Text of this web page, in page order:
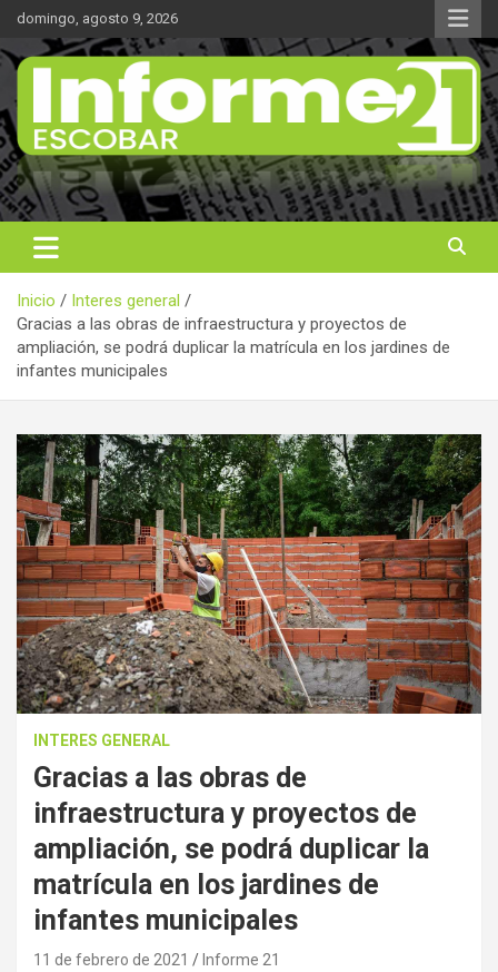
Saltar
contenido
domingo, agosto 9, 2026
Informe 21
Noticas reales
Inicio
Interes general
Gracias a las obras de infraestructura y proyectos de
ampliación, se podrá duplicar la matrícula en los jardines de
infantes municipales
INTERES GENERAL
Gracias a las obras de
infraestructura y proyectos de
ampliación, se podrá duplicar la
matrícula en los jardines de
infantes municipales
11 de febrero de 2021 Informe 21